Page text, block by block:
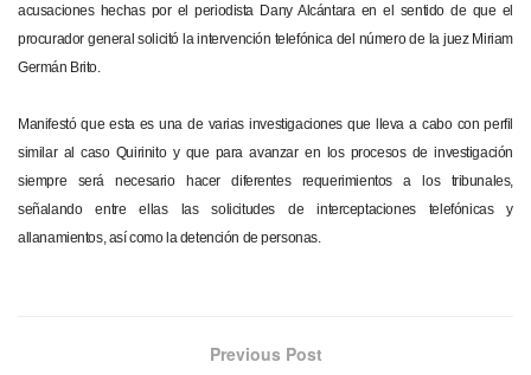
acusaciones hechas por el periodista Dany Alcántara en el sentido de que el
procurador general solicitó la intervención telefónica del número de la juez Miriam
Germán Brito.
Manifestó que esta es una de varias investigaciones que lleva a cabo con perfil
similar al caso Quirinito y que para avanzar en los procesos de investigación
siempre será necesario hacer diferentes requerimientos a los tribunales,
señalando entre ellas las solicitudes de interceptaciones telefónicas y
allanamientos, así como la detención de personas.
Previous Post